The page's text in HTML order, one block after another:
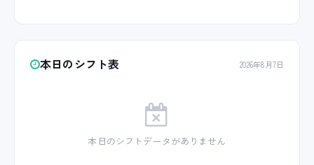
本日のシフト表 2026年8月7日
本日のシフトデータがありません